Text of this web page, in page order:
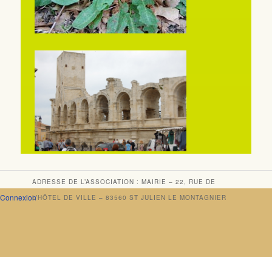
ADRESSE DE L’ASSOCIATION : MAIRIE – 22, RUE DE
L’HÔTEL DE VILLE – 83560 ST JULIEN LE MONTAGNIER
Connexion